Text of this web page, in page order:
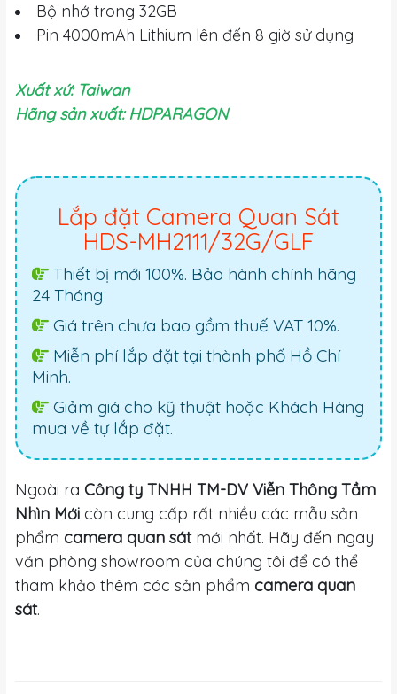
Bộ nhớ trong 32GB
Pin 4000mAh Lithium lên đến 8 giờ sử dụng
Xuất xứ: Taiwan
Hãng sản xuất: HDPARAGON
Lắp đặt Camera Quan Sát
HDS-MH2111/32G/GLF
Thiết bị mới 100%. Bảo hành chính hãng
24 Tháng
Giá trên chưa bao gồm thuế VAT 10%.
Miễn phí lắp đặt tại thành phố Hồ Chí
Minh.
Giảm giá cho kỹ thuật hoặc Khách Hàng
mua về tự lắp đặt.
Ngoài ra Công ty TNHH TM-DV Viễn Thông Tầm
Nhìn Mới còn cung cấp rất nhiều các mẫu sản
phẩm camera quan sátmới nhất. Hãy đến ngay
văn phòng showroom của chúng tôi để có thể
tham khảo thêm các sản phẩm camera quan
sát.